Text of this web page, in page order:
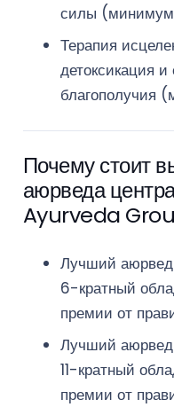
силы (минимум
Терапия
детоксикация
благополучия
Почему стоит
аюрведа
Ayurveda
Лучший
6-кратный
премии от
Лучший
11-кратный
премии от